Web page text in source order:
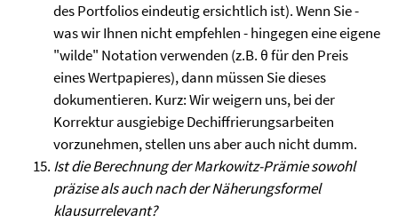
des Portfolios eindeutig ersichtlich ist). Wenn Sie -
was wir Ihnen nicht empfehlen - hingegen eine eigene
"wilde" Notation verwenden (z.B. θ für den Preis
eines Wertpapieres), dann müssen Sie dieses
dokumentieren. Kurz: Wir weigern uns, bei der
Korrektur ausgiebige Dechiffrierungsarbeiten
vorzunehmen, stellen uns aber auch nicht dumm.
Ist die Berechnung der Markowitz-Prämie sowohl
präzise als auch nach der Näherungsformel
klausurrelevant?